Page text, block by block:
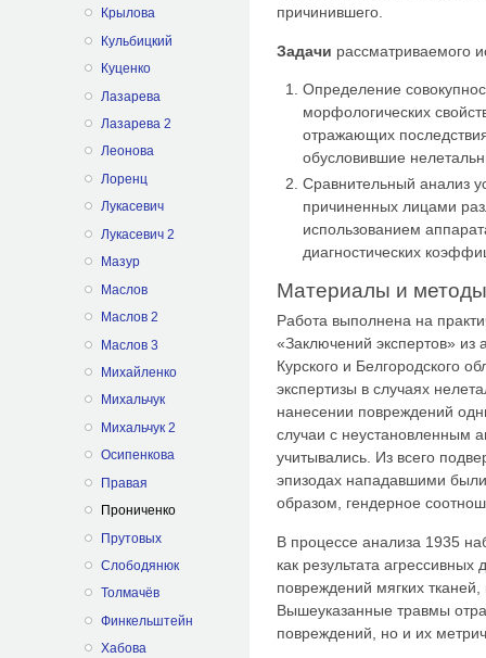
Крылова
Кульбицкий
Куценко
Лазарева
Лазарева 2
Леонова
Лоренц
Лукасевич
Лукасевич 2
Мазур
Маслов
Маслов 2
Маслов 3
Михайленко
Михальчук
Михальчук 2
Осипенкова
Правая
Прониченко
Прутовых
Слободянюк
Толмачёв
Финкельштейн
Хабова
причинившего.
Задачи рассматриваемого
Определение
морфологических
отражающих
обусловившие
Сравнительный анализ
причиненных лицами
использованием
диагностических
Материалы и
Работа выполнена на
«Заключений экспертов» из
Курского и Белгородского
экспертизы в случаях
нанесении повреждений
случаи с неустановленным
учитывались. Из всего
эпизодах нападавшими
образом, гендерное
В процессе анализа 1935
как результата
повреждений мягких тканей,
Вышеуказанные травмы
повреждений, но и их